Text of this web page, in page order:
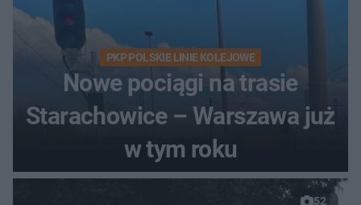
PKP POLSKIE LINIE KOLEJOWE
Nowe pociągi na trasie
Starachowice – Warszawa już
w tym roku
52